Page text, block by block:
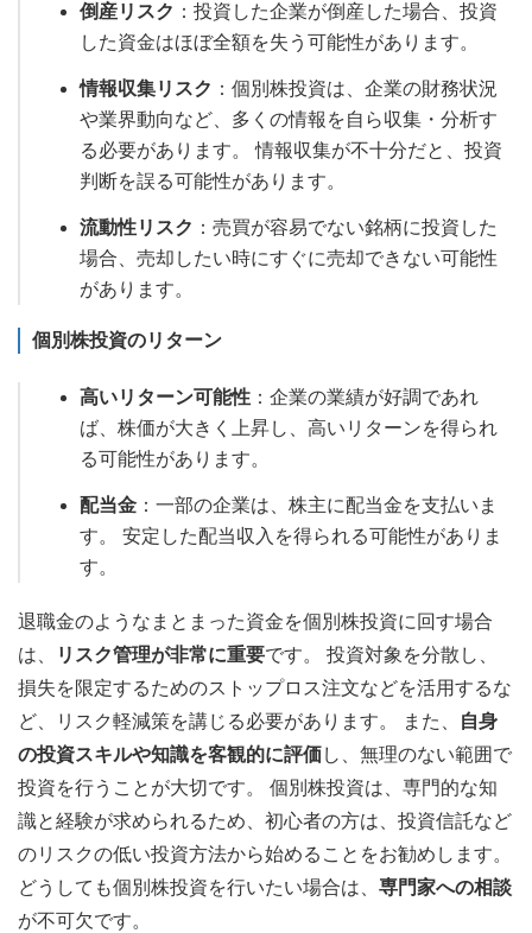
倒産リスク ：投資した企業が倒産した場合、投資
した資金はほぼ全額を失う可能性があります。
情報収集リスク ：個別株投資は、企業の財務状況
や業界動向など、多くの情報を自ら収集・分析す
る必要があります。 情報収集が不十分だと、投資
判断を誤る可能性があります。
流動性リスク ：売買が容易でない銘柄に投資した
場合、売却したい時にすぐに売却できない可能性
があります。
個別株投資のリターン
高いリターン可能性 ：企業の業績が好調であれ
ば、株価が大きく上昇し、高いリターンを得られ
る可能性があります。
配当金 ：一部の企業は、株主に配当金を支払いま
す。 安定した配当収入を得られる可能性がありま
す。
退職金のようなまとまった資金を個別株投資に回す場合
は、
リスク管理が非常に重要です。 投資対象を分散し、
損失を限定するためのストップロス注文などを活用するな
ど、リスク軽減策を講じる必要があります。 また、
自身
の投資スキルや知識を客観的に評価し、無理のない範囲で
投資を行うことが大切です。 個別株投資は、専門的な知
識と経験が求められるため、初心者の方は、投資信託など
のリスクの低い投資方法から始めることをお勧めします。
どうしても個別株投資を行いたい場合は、 専門家への相談
が不可欠です。